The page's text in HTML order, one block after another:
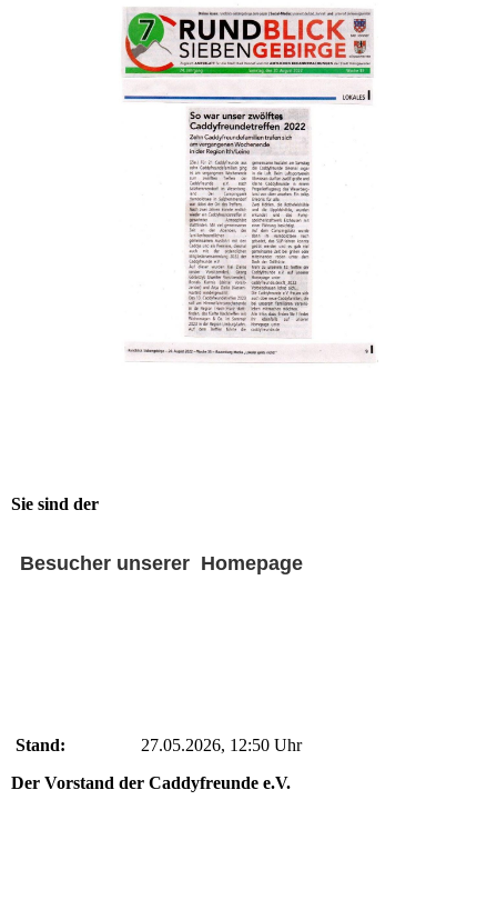
Sie sind der
Besucher unserer Homepage
Stand: 27.05.2026, 12:50 Uhr
Der Vorstand der Caddyfreunde e.V.